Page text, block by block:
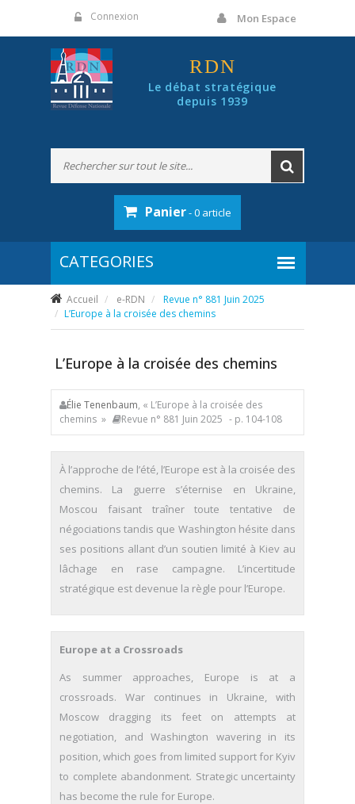
Connexion Mon Espace
RDN
Le débat stratégique
depuis 1939
Panier- 0 article
Accueil e-RDN
Revue n° 881 Juin 2025
L’Europe à la croisée des chemins
L’Europe à la croisée des chemins
Élie Tenenbaum, « L’Europe à la croisée des
chemins »
Revue n° 881 Juin 2025 - p. 104-108
À l’approche de l’été, l’Europe est à la croisée des
chemins. La guerre s’éternise en Ukraine,
Moscou faisant traîner toute tentative de
négociations tandis que Washington hésite dans
ses positions allant d’un soutien limité à Kiev au
lâchage en rase campagne. L’incertitude
stratégique est devenue la règle pour l’Europe.
Europe at a Crossroads
As summer approaches, Europe is at a
crossroads. War continues in Ukraine, with
Moscow dragging its feet on attempts at
negotiation, and Washington wavering in its
position, which goes from limited support for Kyiv
to complete abandonment. Strategic uncertainty
has become the rule for Europe.